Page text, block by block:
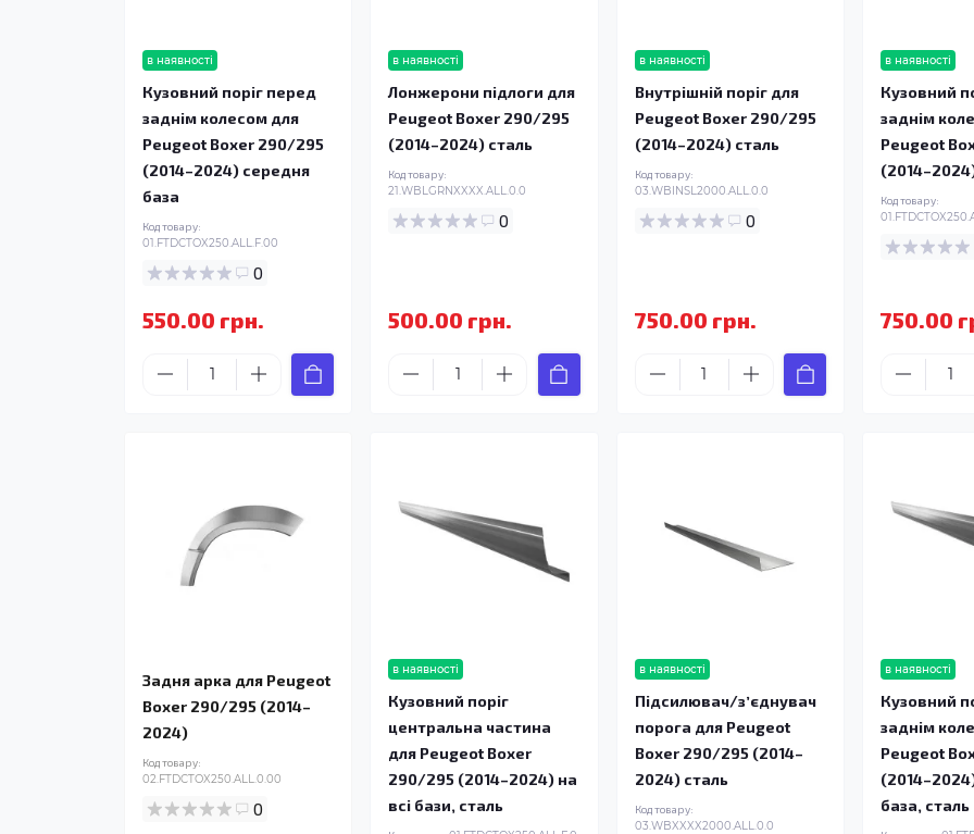
в наявності
Кузовний поріг перед
заднім колесом для
Peugeot Boxer 290/295
(2014–2024) середня
база
Код товару:
01.FTDCTOX250.ALL.F.00
0
550.00 грн.
в наявності
Лонжерони підлоги для
Peugeot Boxer 290/295
(2014–2024) сталь
Код товару:
21.WBLGRNXXXX.ALL.0.0
0
500.00 грн.
в наявності
Внутрішній поріг для
Peugeot Boxer 290/295
(2014–2024) сталь
Код товару:
03.WBINSL2000.ALL.0.0
0
750.00 грн.
в наявності
Кузовний
заднім
Peugeot
Код товару:
750.00
Задня арка для Peugeot
Boxer 290/295 (2014–
2024)
Код товару:
02.FTDCTOX250.ALL.0.00
0
в наявності
Кузовний поріг
центральна частина
для Peugeot Boxer
290/295 (2014–2024) на
всі бази, сталь
в наявності
Підсилювач/зʼєднувач
порога для Peugeot
Boxer 290/295 (2014–
2024) сталь
Код товару:
03.WBXXXX2000.ALL.0.0
в наявності
Кузовний
заднім
Peugeot
база, сталь